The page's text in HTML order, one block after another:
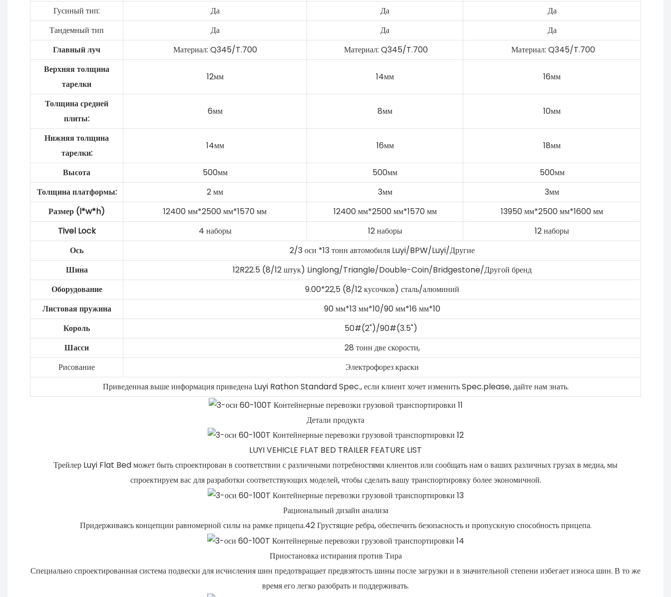
Гусиный тип:
Да Да
Да
Тандемный тип
Да Да
Да
Главный луч
Материал: Q345/T.700 Материал: Q345/T.700
Материал: Q345/T.700
Верхняя толщина
тарелки
12мм 14мм 16мм
Толщина средней
плиты:
6мм 8мм 10мм
Нижняя толщина
тарелки:
14мм 16мм 18мм
Высота 500мм 500мм
500мм
Толщина платформы:
2 мм 3мм
3мм
Размер (l*w*h)
12400 мм*2500 мм*1570 мм 12400 мм*2500 мм*1570 мм
13950 мм*2500 мм*1600 мм
Tivel Lock
4 наборы 12 наборы
12 наборы
Ось
2/3 оси *13 тонн автомобиля Luyi/BPW/Luyi/Другие
Шина
12R22.5 (8/12 штук) Linglong/Triangle/Double-Coin/Bridgestone/Другой бренд
Оборудование
9.00*22,5 (8/12 кусочков) сталь/алюминий
Листовая пружина
90 мм*13 мм*10/90 мм*16 мм*10
Король
50#(2")/90#(3.5")
Шасси
28 тонн две скорости,
Рисование
Электрофорез краски
Приведенная выше информация приведена Luyi Rathon Standard Spec., если клиент хочет изменить Spec.please, дайте нам знать.
Детали продукта
LUYI VEHICLE FLAT BED TRAILER FEATURE LIST
Трейлер Luyi Flat Bed может быть спроектирован в соответствии с различными потребностями клиентов или сообщать нам о ваших различных грузах в медиа, мы
спроектируем вас для разработки соответствующих моделей, чтобы сделать вашу транспортировку более экономичной.
Рациональный дизайн анализа
Придерживаясь концепции равномерной силы на рамке прицепа.42 Грустящие ребра, обеспечить безопасность и пропускную способность прицепа.
Приостановка истирания против Тира
Специально спроектированная система подвески для исчисления шин предотвращает предвзятость шины после загрузки и в значительной степени избегает износа шин. В то же
время его легко разобрать и поддерживать.